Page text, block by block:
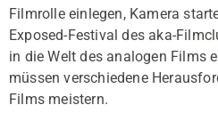
Filmrolle einlegen, Kamera
Exposed-Festival des aka-
in die Welt des analogen Films
müssen verschiedene
Films meistern.